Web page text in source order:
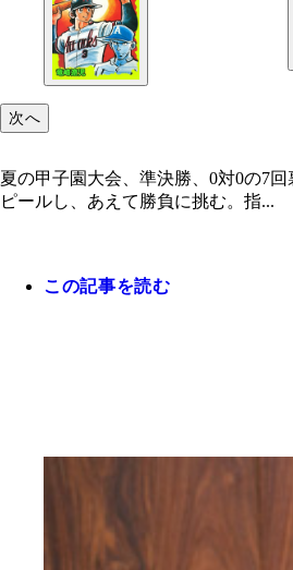
次へ
夏の甲子園大会、準決勝、0対0の7
ピールし、あえて勝負に挑む。指...
この記事を読む